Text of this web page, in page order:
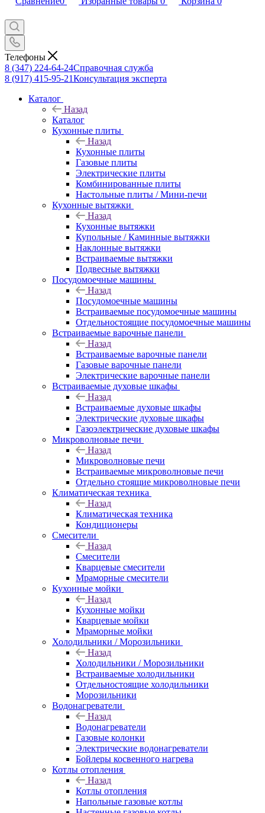
Телефоны
8 (347) 224-64-24Справочная служба
8 (917) 415-95-21Консультация эксперта
Каталог
Назад
Каталог
Кухонные плиты
Назад
Кухонные плиты
Газовые плиты
Электрические плиты
Комбинированные плиты
Настольные плиты / Мини-печи
Кухонные вытяжки
Назад
Кухонные вытяжки
Купольные / Каминные вытяжки
Наклонные вытяжки
Встраиваемые вытяжки
Подвесные вытяжки
Посудомоечные машины
Назад
Посудомоечные машины
Встраиваемые посудомоечные машины
Отдельностоящие посудомоечные машины
Встраиваемые варочные панели
Назад
Встраиваемые варочные панели
Газовые варочные панели
Электрические варочные панели
Встраиваемые духовые шкафы
Назад
Встраиваемые духовые шкафы
Электрические духовые шкафы
Газоэлектрические духовые шкафы
Микроволновые печи
Назад
Микроволновые печи
Встраиваемые микроволновые печи
Отдельно стоящие микроволновые печи
Климатическая техника
Назад
Климатическая техника
Кондиционеры
Смесители
Назад
Смесители
Кварцевые смесители
Мраморные смесители
Кухонные мойки
Назад
Кухонные мойки
Кварцевые мойки
Мраморные мойки
Холодильники / Морозильники
Назад
Холодильники / Морозильники
Встраиваемые холодильники
Отдельностоящие холодильники
Морозильники
Водонагреватели
Назад
Водонагреватели
Газовые колонки
Электрические водонагреватели
Бойлеры косвенного нагрева
Котлы отопления
Назад
Котлы отопления
Напольные газовые котлы